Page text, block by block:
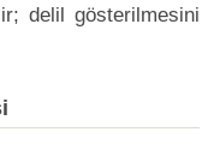
delil gösterilmesini